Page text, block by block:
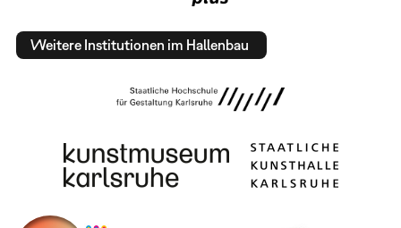
Weitere Institutionen im Hallenbau